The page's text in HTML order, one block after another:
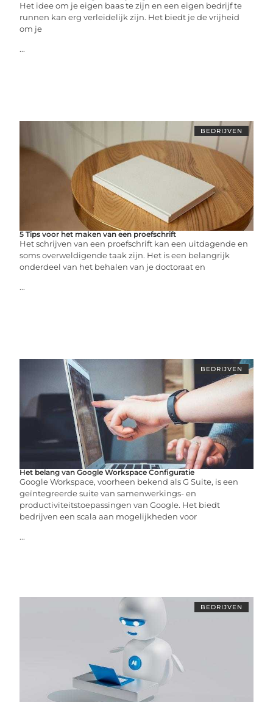
Het idee om je eigen baas te zijn en een eigen bedrijf te
runnen kan erg verleidelijk zijn. Het biedt je de vrijheid
om je
...
BEDRIJVEN
5 Tips voor het maken van een proefschrift
Het schrijven van een proefschrift kan een uitdagende en
soms overweldigende taak zijn. Het is een belangrijk
onderdeel van het behalen van je doctoraat en
...
BEDRIJVEN
Het belang van Google Workspace Configuratie
Google Workspace, voorheen bekend als G Suite, is een
geïntegreerde suite van samenwerkings- en
productiviteitstoepassingen van Google. Het biedt
bedrijven een scala aan mogelijkheden voor
...
BEDRIJVEN